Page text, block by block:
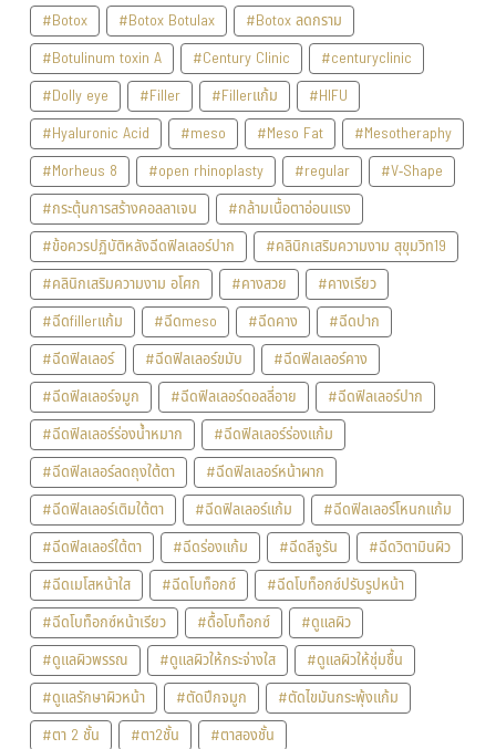
#Botox #Botox Botulax
#Botox ลดกราม
#Botulinum toxin A
#Century Clinic
#centuryclinic
#Dolly eye
#Filler #Fillerแก้ม
#HIFU
#Hyaluronic Acid
#meso #Meso Fat
#Mesotheraphy
#Morheus 8
#open rhinoplasty #regular
#V-Shape
#กระตุ้นการสร้างคอลลาเจน
#กล้ามเนื้อตาอ่อนแรง
#ข้อควรปฏิบัติหลังฉีดฟิลเลอร์ปาก
#คลินิกเสริมความงาม สุขุมวิท19
#คลินิกเสริมความงาม อโศก
#คางสวย
#คางเรียว
#ฉีดfillerแก้ม
#ฉีดmeso #ฉีดคาง
#ฉีดปาก
#ฉีดฟิลเลอร์
#ฉีดฟิลเลอร์ขมับ
#ฉีดฟิลเลอร์คาง
#ฉีดฟิลเลอร์จมูก
#ฉีดฟิลเลอร์ดอลลี่อาย
#ฉีดฟิลเลอร์ปาก
#ฉีดฟิลเลอร์ร่องน้ำหมาก
#ฉีดฟิลเลอร์ร่องแก้ม
#ฉีดฟิลเลอร์ลดถุงใต้ตา
#ฉีดฟิลเลอร์หน้าผาก
#ฉีดฟิลเลอร์เติมใต้ตา
#ฉีดฟิลเลอร์แก้ม
#ฉีดฟิลเลอร์โหนกแก้ม
#ฉีดฟิลเลอร์ใต้ตา
#ฉีดร่องแก้ม #ฉีดลีจูรัน
#ฉีดวิตามินผิว
#ฉีดเมโสหน้าใส
#ฉีดโบท็อกซ์
#ฉีดโบท็อกซ์ปรับรูปหน้า
#ฉีดโบท็อกซ์หน้าเรียว
#ดื้อโบท็อกซ์
#ดูแลผิว
#ดูแลผิวพรรณ
#ดูแลผิวให้กระจ่างใส
#ดูแลผิวให้ชุ่มชื้น
#ดูแลรักษาผิวหน้า
#ตัดปีกจมูก
#ตัดไขมันกระพุ้งแก้ม
#ตา 2 ชั้น
#ตา2ชั้น #ตาสองชั้น